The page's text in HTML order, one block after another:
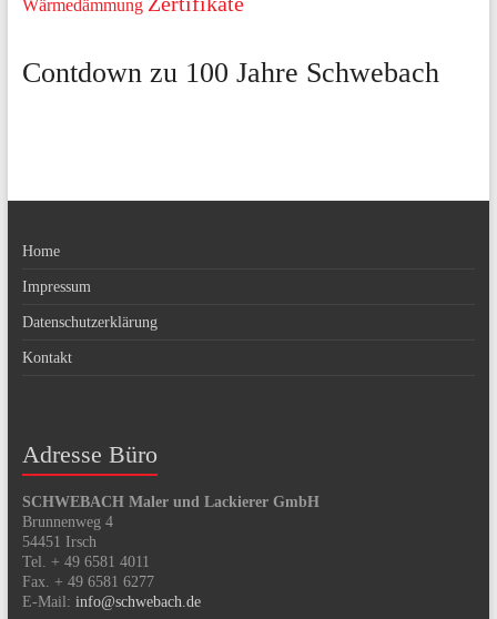
Wärmedämmung
Contdown zu 100 Jahre Schwebach
Home
Impressum
Datenschutzerklärung
Kontakt
Adresse Büro
SCHWEBACH Maler und Lackierer GmbH
Brunnenweg 4
54451 Irsch
Tel. + 49 6581 4011
Fax. + 49 6581 6277
E-Mail: info@schwebach.de